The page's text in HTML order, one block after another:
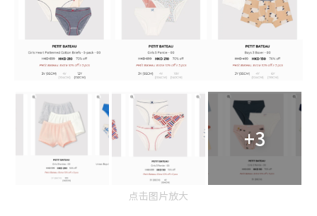
+3
点击图片放大